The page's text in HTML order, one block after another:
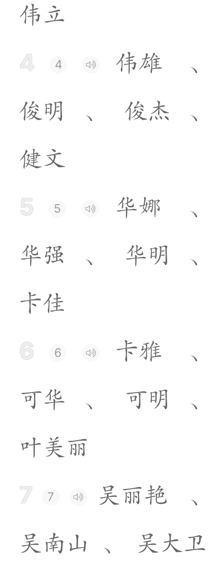
伟立
4 4 伟雄
、
俊明 、 俊杰
、
健文
5 5 华娜
、
华强 、 华明
、
卡佳
6 6 卡雅
、
可华 、 可明
、
叶美 丽
7 7 吴 丽艳
、
吴 南 山 、 吴 大卫